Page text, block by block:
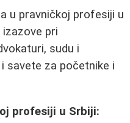
u pravničkoj profesiji u
pri
sudu i
savete za početnike i
profesiji u Srbiji: